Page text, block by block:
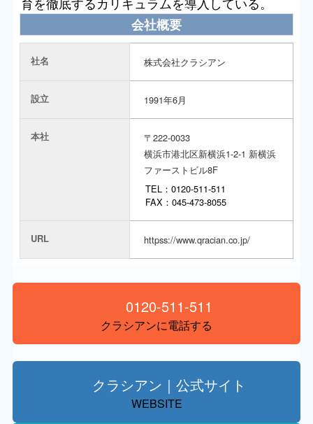
会社概要
社名 株式会社クラシアン
設立 1991年6月
本社
〒222-0033
横浜市港北区新横浜1-2-1 新横浜
ファーストビル8F
TEL：0120-511-511
FAX：045-473-8055
URL httpss://www.qracian.co.jp/
0120-511-511
クラシアンに電話する
クラシアン｜公式サイト
WEBSITE